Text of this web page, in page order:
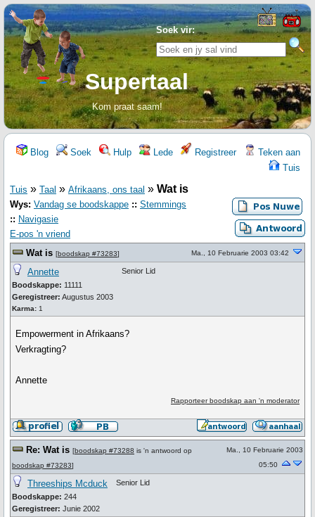
Soek vir:
Supertaal
Kom praat saam!
Blog Soek Hulp Lede Registreer
Teken aan
Tuis
Tuis » Taal » Afrikaans, ons taal » Wat is
Wys: Vandag se boodskappe :: Stemmings
:: Navigasie
E-pos 'n vriend
Wat is [boodskap #73283] Ma., 10 Februarie 2003 03:42
Annette
Boodskappe: 11111
Geregistreer: Augustus 2003
Karma: 1
Senior Lid
Empowerment in Afrikaans?
Verkragting?
Annette
Rapporteer boodskap aan 'n moderator
Re: Wat is [boodskap #73288 is 'n antwoord op
boodskap #73283]
Ma., 10 Februarie 2003
05:50
Threeships Mcduck
Boodskappe: 244
Geregistreer: Junie 2002
Senior Lid